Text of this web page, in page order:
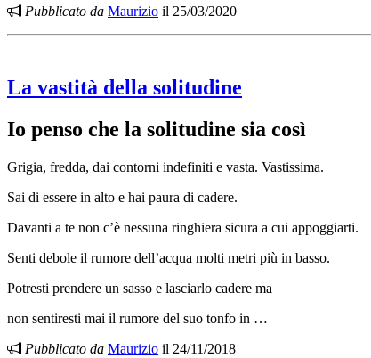
Pubblicato da Maurizio il 25/03/2020
La vastità della solitudine
Io penso che la solitudine sia così
Grigia, fredda, dai contorni indefiniti e vasta. Vastissima.
Sai di essere in alto e hai paura di cadere.
Davanti a te non c’è nessuna ringhiera sicura a cui appoggiarti.
Senti debole il rumore dell’acqua molti metri più in basso.
Potresti prendere un sasso e lasciarlo cadere ma
non sentiresti mai il rumore del suo tonfo in …
Pubblicato da Maurizio il 24/11/2018